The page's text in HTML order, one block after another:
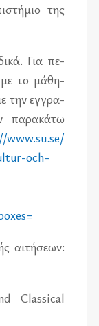
της
Για πε­
με το μά­θη­
την εγ­γρα­
πα­ρα­κά­τω
​www.su.se/​
och-
αι­τή­σε­ων:
Classical